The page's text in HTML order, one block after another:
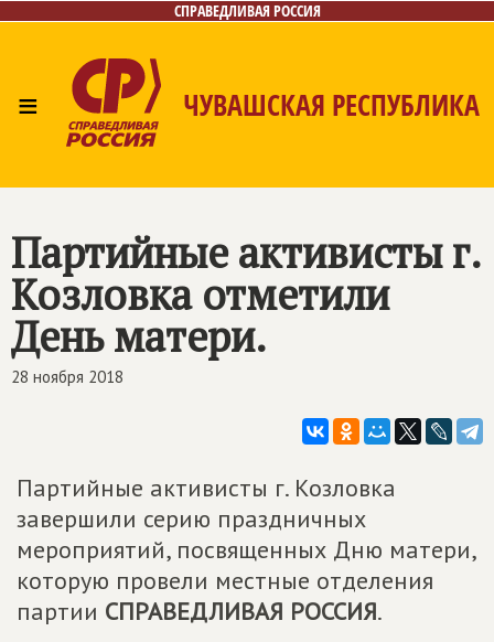
СПРАВЕДЛИВАЯ РОССИЯ
≡ ЧУВАШСКАЯ РЕСПУБЛИКА
Партийные активисты г.
Козловка отметили
День матери.
28 ноября 2018
Партийные активисты г. Козловка
завершили серию праздничных
мероприятий, посвященных Дню матери,
которую провели местные отделения
партии СПРАВЕДЛИВАЯ РОССИЯ.